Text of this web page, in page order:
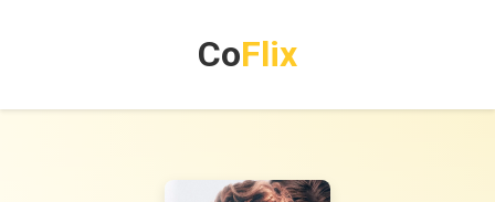
CoFlix